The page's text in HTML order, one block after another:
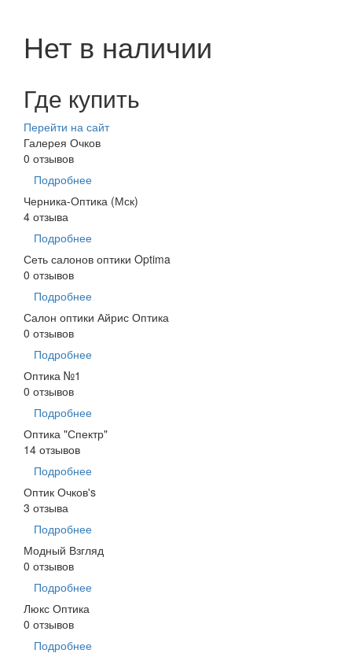
Нет в наличии
Где купить
Перейти на сайт
Галерея Очков
0 отзывов
Подробнее
Черника-Оптика (Мск)
4 отзыва
Подробнее
Сеть салонов оптики Optima
0 отзывов
Подробнее
Салон оптики Айрис Оптика
0 отзывов
Подробнее
Оптика №1
0 отзывов
Подробнее
Оптика "Спектр"
14 отзывов
Подробнее
Оптик Очков's
3 отзыва
Подробнее
Модный Взгляд
0 отзывов
Подробнее
Люкс Оптика
0 отзывов
Подробнее